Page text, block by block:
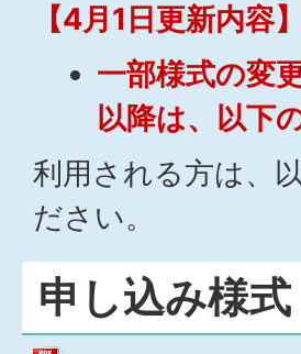
【4月1日更新内容】
一部様式の変
以降は、以下
利用される方は、
ださい。
申し込み様式